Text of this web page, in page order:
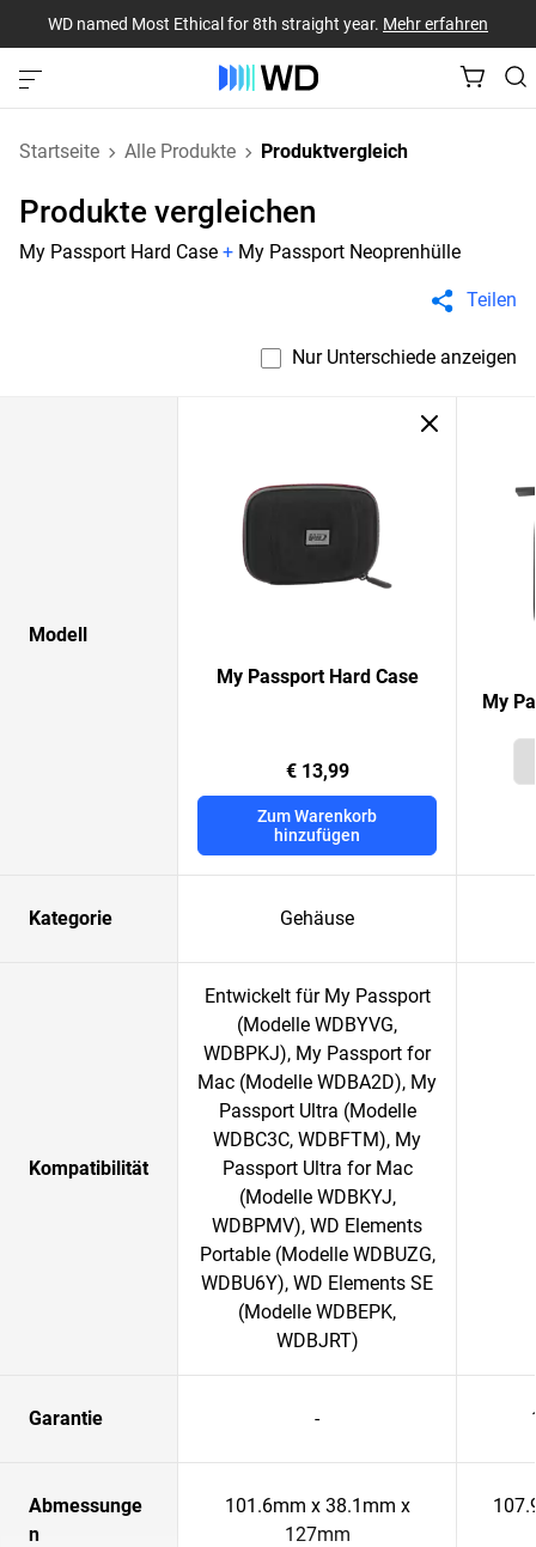
WD named Most Ethical for 8th straight year. Mehr erfahren
Startseite Alle Produkte Produktvergleich
Produkte vergleichen
My Passport Hard Case + My Passport Neoprenhülle
Teilen
Nur Unterschiede anzeigen
Modell
My Passport Hard Case
€ 13,99
Zum Warenkorb
hinzufügen
My
Kategorie Gehäuse
Kompatibilität
Entwickelt für My Passport
(Modelle WDBYVG,
WDBPKJ), My Passport for
Mac (Modelle WDBA2D), My
Passport Ultra (Modelle
WDBC3C, WDBFTM), My
Passport Ultra for Mac
(Modelle WDBKYJ,
WDBPMV), WD Elements
Portable (Modelle WDBUZG,
WDBU6Y), WD Elements SE
(Modelle WDBEPK,
WDBJRT)
Garantie -
Abmessunge
n
101.6mm x 38.1mm x
127mm